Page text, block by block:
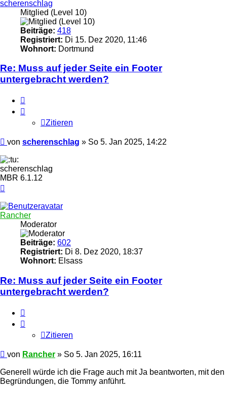
scherenschlag
Mitglied (Level 10)
Beiträge: 418
Registriert: Di 15. Dez 2020, 11:46
Wohnort: Dortmund
Re: Muss auf jeder Seite ein Footer
untergebracht werden?
Zitieren
Ungelesener
von scherenschlag » So 5. Jan 2025, 14:22
scherenschlag
MBR 6.1.12
Rancher
Moderator
Beiträge: 602
Registriert: Di 8. Dez 2020, 18:37
Wohnort: Elsass
Re: Muss auf jeder Seite ein Footer
untergebracht werden?
Zitieren
Ungelesener
von Rancher » So 5. Jan 2025, 16:11
Generell würde ich die Frage auch mit Ja beantworten, mit den
Begründungen, die Tommy anführt.